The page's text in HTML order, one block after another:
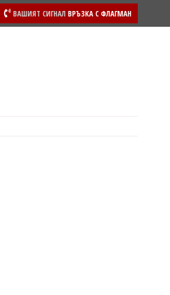
ВАШИЯТ СИГНАЛ ВРЪЗКА С ФЛАГМАН